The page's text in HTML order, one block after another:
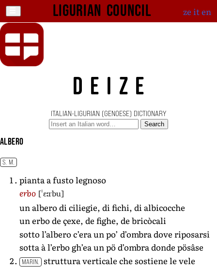
Ligurian Council ze iten
DEIZE
ITALIAN-LIGURIAN (GENOESE) DICTIONARY
Search
albero
S. M.
pianta a fusto legnoso
erbo [ˈɛːrbu]
un albero di ciliegie, di fichi, di albicocche
un erbo de çexe, de fighe, de bricòcali
sotto l’albero c’era un po’ d’ombra dove riposarsi
sotta à l’erbo gh’ea un pö d’ombra donde pösâse
MARIN.
struttura verticale che sostiene le vele